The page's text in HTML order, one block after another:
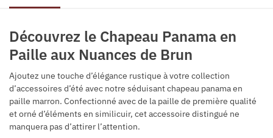
Découvrez le Chapeau Panama en
Paille aux Nuances de Brun
Ajoutez une touche d’élégance rustique à votre collection
d’accessoires d’été avec notre séduisant chapeau panama en
paille marron. Confectionné avec de la paille de première qualité
et orné d’éléments en similicuir, cet accessoire distingué ne
manquera pas d’attirer l’attention.